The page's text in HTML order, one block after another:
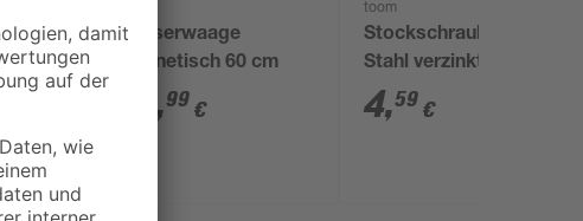
50,
Wasserwaage
magnetisch 60 cm
,99 €
toom
Stockschrauben T15
Stahl verzinkt M6 x 60
mm 4 Stück
4,59 €